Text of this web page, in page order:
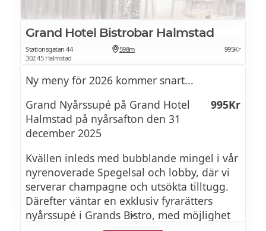
HELGRILLAD HÄNGMÖRAD BIFF
Vispad anklever, madeirasky, jordärtskocka,
bakad lök
ELLER
TORSKRYGG
Beurre blanc, ostron, hummer, forellrom,
svartrötter
Dessert
NYÅRSMENY 2026
FÖRSTA SERVERING
Vispad gåslever
Smörkryddad brioche
Gruyèreost
Hummertartelett
Grand Hotel Bistrobar Halmstad
Stationsgatan 44
302 45 Halmstad
598m 995Kr
Ny meny för 2026 kommer snart...
Grand Nyårssupé på Grand Hotel
Halmstad på nyårsafton den 31
december 2025
995Kr
Kvällen inleds med bubblande mingel i vår
nyrenoverade Spegelsal och lobby, där vi
serverar champagne och utsökta tilltugg.
Därefter väntar en exklusiv fyrarätters
nyårssupé i Grands Bistro, med möjlighet